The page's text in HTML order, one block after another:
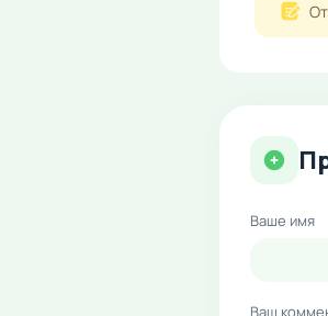
Ваше имя
Ваш